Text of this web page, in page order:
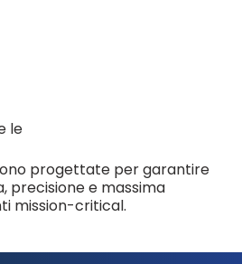
le
progettate per garantire
precisione e massima
mission-critical.